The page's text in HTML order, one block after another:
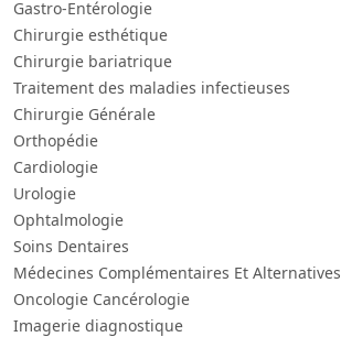
Gastro-Entérologie
Chirurgie esthétique
Chirurgie bariatrique
Traitement des maladies infectieuses
Chirurgie Générale
Orthopédie
Cardiologie
Urologie
Ophtalmologie
Soins Dentaires
Médecines Complémentaires Et Alternatives
Oncologie Cancérologie
Imagerie diagnostique